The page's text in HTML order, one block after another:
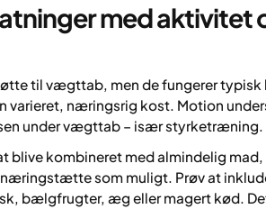
med aktivitet
til vægttab, men de fungerer
varieret, næringsrig kost. Motion
under vægttab – især styrketræning.
blive kombineret med almindelig mad,
som muligt. Prøv at
bælgfrugter, æg eller magert kød.